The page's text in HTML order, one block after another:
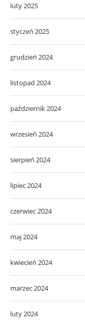
luty 2025
styczeń 2025
grudzień 2024
listopad 2024
październik 2024
wrzesień 2024
sierpień 2024
lipiec 2024
czerwiec 2024
maj 2024
kwiecień 2024
marzec 2024
luty 2024